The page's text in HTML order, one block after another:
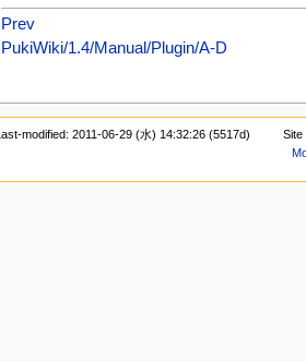
Prev
PukiWiki/1.4/Manual/Plugin/A-D
Last-modified: 2011-06-29 (水) 14:32:26 (5517d)